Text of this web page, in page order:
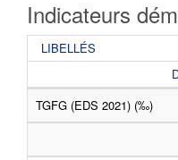
Indicateurs
LIBELLÉS
TGFG (EDS 2021) (‰)